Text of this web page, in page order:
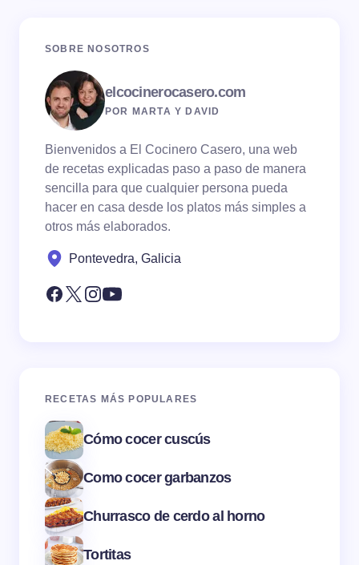
SOBRE NOSOTROS
elcocinerocasero.com
POR MARTA Y DAVID
Bienvenidos a El Cocinero Casero, una web
de recetas explicadas paso a paso de manera
sencilla para que cualquier persona pueda
hacer en casa desde los platos más simples a
otros más elaborados.
Pontevedra, Galicia
RECETAS MÁS POPULARES
Cómo cocer cuscús
Como cocer garbanzos
Churrasco de cerdo al horno
Tortitas